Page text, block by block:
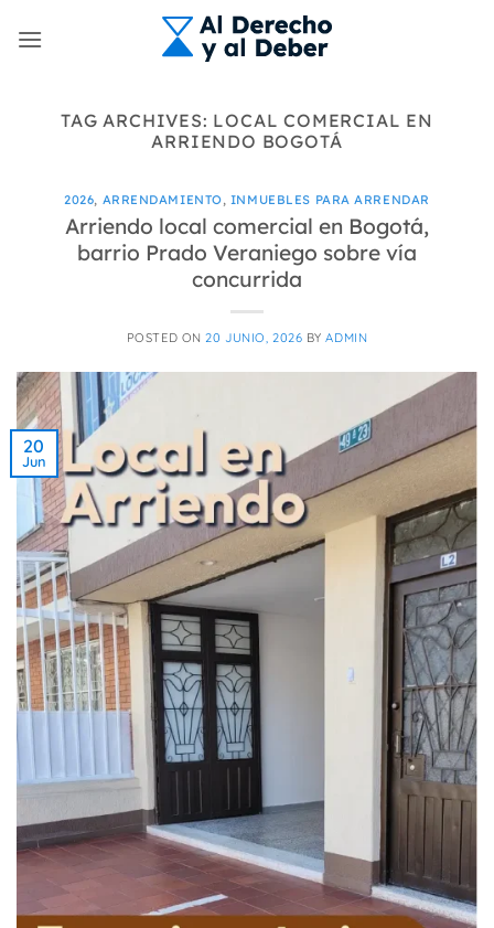
TAG ARCHIVES: LOCAL COMERCIAL EN
ARRIENDO BOGOTÁ
2026, ARRENDAMIENTO, INMUEBLES PARA ARRENDAR
Arriendo local comercial en Bogotá,
barrio Prado Veraniego sobre vía
concurrida
POSTED ON20 JUNIO, 2026 BYADMIN
20
Jun